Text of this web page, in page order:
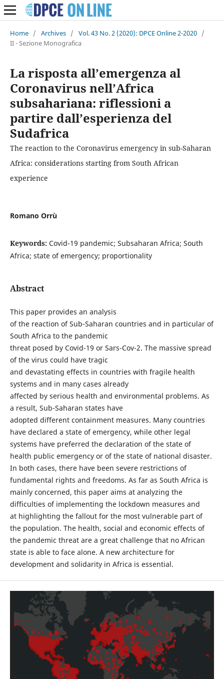
Home / Archives / Vol. 43 No. 2 (2020): DPCE Online 2-2020 /
II - Sezione Monografica
La risposta all’emergenza al
Coronavirus nell’Africa
subsahariana: riflessioni a
partire dall’esperienza del
Sudafrica
The reaction to the Coronavirus emergency in sub-Saharan
Africa: considerations starting from South African
experience
Romano Orrù
Keywords: Covid-19 pandemic; Subsaharan Africa; South
Africa; state of emergency; proportionality
Abstract
This paper provides an analysis
of the reaction of Sub-Saharan countries and in particular of
South Africa to the pandemic
threat posed by Covid-19 or Sars-Cov-2. The massive spread
of the virus could have tragic
and devastating effects in countries with fragile health
systems and in many cases already
affected by serious health and environmental problems. As
a result, Sub-Saharan states have
adopted different containment measures. Many countries
have declared a state of emergency, while other legal
systems have preferred the declaration of the state of
health public emergency or of the state of national disaster.
In both cases, there have been severe restrictions of
fundamental rights and freedoms. As far as South Africa is
mainly concerned, this paper aims at analyzing the
difficulties of implementing the lockdown measures and
at highlighting the fallout for the most vulnerable part of
the population. The health, social and economic effects of
the pandemic threat are a great challenge that no African
state is able to face alone. A new architecture for
development and solidarity in Africa is essential.